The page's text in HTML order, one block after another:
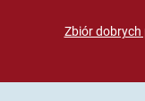
Zbiór dobrych